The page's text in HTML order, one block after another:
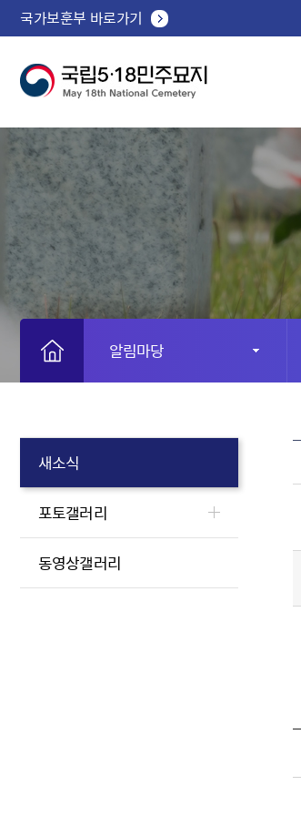
국가보훈부 바로가기
알림마당
새소식
포토갤러리
동영상갤러리